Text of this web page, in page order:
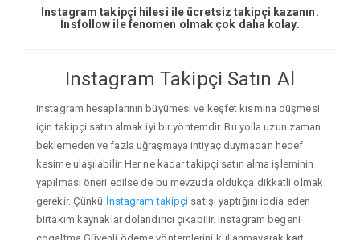
Instagram takipçi hilesi ile ücretsiz takipçi kazanın.
İnsfollow ile fenomen olmak çok daha kolay.
Instagram Takipçi Satın Al
Instagram hesaplarının büyümesi ve keşfet kısmına düşmesi
için takipçi satın almak iyi bir yöntemdir. Bu yolla uzun zaman
beklemeden ve fazla uğraşmaya ihtiyaç duymadan hedef
kesime ulaşılabilir. Her ne kadar takipçi satın alma işleminin
yapılması öneri edilse de bu mevzuda oldukça dikkatli olmak
gerekir. Çünkü İnstagram takipçi satışı yaptığını iddia eden
birtakım kaynaklar dolandırıcı çıkabilir. Instagram begeni